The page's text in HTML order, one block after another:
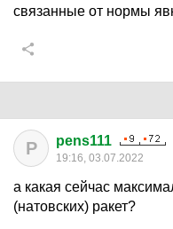
связанные от нормы
P pens111
19:16, 03.07.2022
а какая сейчас
(натовских) ракет?